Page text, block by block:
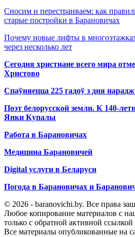
Сносим и перестраиваем: как
старые постройки в Барановичах
Почему новые лифты в
через несколько лет
Сегодня христиане всего мира
Христово
Спаўняецца 225 гадоў з дня
Поэт белорусской земли. К 140-
Янки Купалы
Работа в Барановичах
Медицина Барановичей
Digital услуги в Беларуси
Погода в Барановичах и
© 2026 - baranovichi.by. Все права
Любое копирование материалов с
только с обратной активной ссылкой
Все материалы опубликованные на